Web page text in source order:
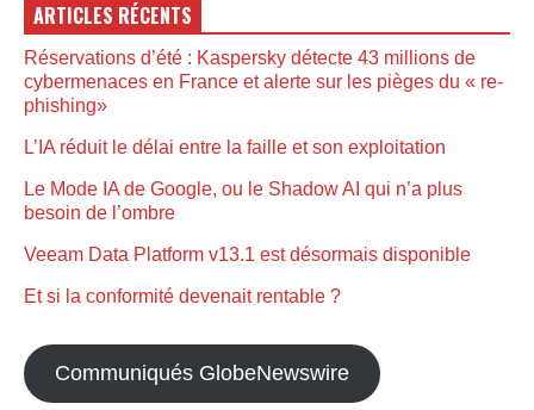
ARTICLES RÉCENTS
Réservations d’été : Kaspersky détecte 43 millions de
cybermenaces en France et alerte sur les pièges du « re-
phishing»
L’IA réduit le délai entre la faille et son exploitation
Le Mode IA de Google, ou le Shadow AI qui n’a plus
besoin de l’ombre
Veeam Data Platform v13.1 est désormais disponible
Et si la conformité devenait rentable ?
Communiqués GlobeNewswire